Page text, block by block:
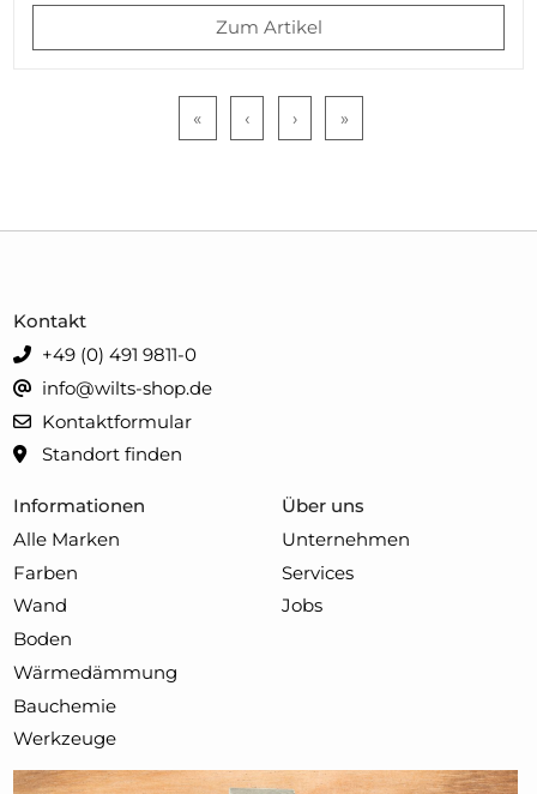
Zum Artikel
« ‹ › »
Informationen
Alle Marken
Farben
Wand
Boden
Wärmedämmung
Bauchemie
Werkzeuge
Über uns
Unternehmen
Services
Jobs
Kontakt
+49 (0) 491 9811-0
info@wilts-shop.de
Kontaktformular
Standort finden